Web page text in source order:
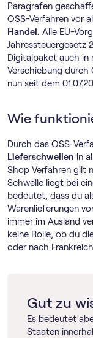
Paragrafen
OSS-Verfahren vor
Handel. Alle EU-
Jahressteuergesetz
Digitalpaket auch in
Verschiebung durch
nun seit dem
Wie
Durch das OSS-
Lieferschwellen in
Shop Verfahren gilt
Schwelle liegt bei
bedeutet, dass du
Warenlieferungen
immer im Ausland
keine Rolle, ob du
oder nach
Gut zu
Es bedeutet
Staaten